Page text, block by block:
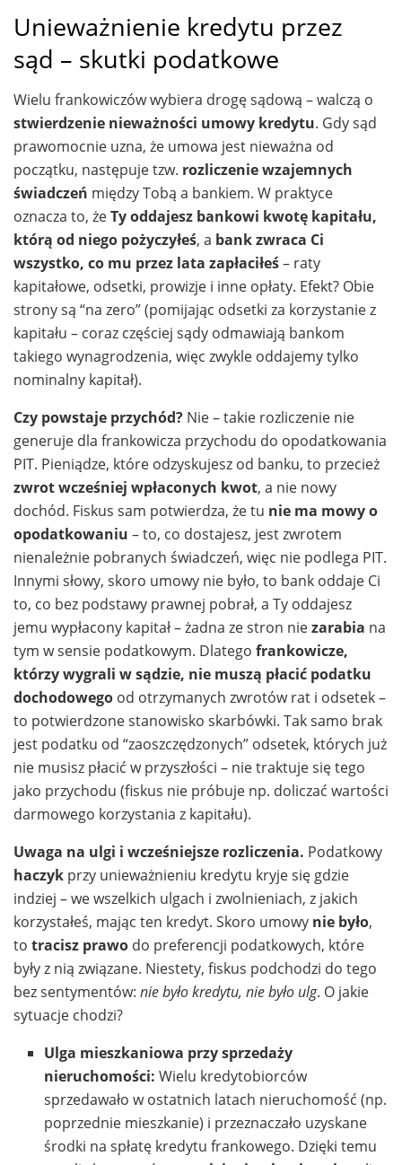
Unieważnienie kredytu przez
sąd – skutki podatkowe
Wielu frankowiczów wybiera drogę sądową – walczą o
stwierdzenie nieważności umowy kredytu. Gdy sąd
prawomocnie uzna, że umowa jest nieważna od
początku, następuje tzw. rozliczenie wzajemnych
świadczeń między Tobą a bankiem. W praktyce
oznacza to, żeTy oddajesz bankowi kwotę kapitału,
którą od niego pożyczyłeś, a bank zwraca Ci
wszystko, co mu przez lata zapłaciłeś– raty
kapitałowe, odsetki, prowizje i inne opłaty. Efekt? Obie
strony są “na zero” (pomijając odsetki za korzystanie z
kapitału – coraz częściej sądy odmawiają bankom
takiego wynagrodzenia, więc zwykle oddajemy tylko
nominalny kapitał).
Czy powstaje przychód? Nie – takie rozliczenie nie
generuje dla frankowicza przychodu do opodatkowania
PIT. Pieniądze, które odzyskujesz od banku, to przecież
zwrot wcześniej wpłaconych kwot, a nie nowy
dochód. Fiskus sam potwierdza, że tu nie ma mowy o
opodatkowaniu – to, co dostajesz, jest zwrotem
nienależnie pobranych świadczeń, więc nie podlega PIT.
Innymi słowy, skoro umowy nie było, to bank oddaje Ci
to, co bez podstawy prawnej pobrał, a Ty oddajesz
jemu wypłacony kapitał – żadna ze stron niezarabia na
tym w sensie podatkowym. Dlatego frankowicze,
którzy wygrali w sądzie, nie muszą płacić podatku
dochodowego od otrzymanych zwrotów rat i odsetek –
to potwierdzone stanowisko skarbówki. Tak samo brak
jest podatku od “zaoszczędzonych” odsetek, których już
nie musisz płacić w przyszłości – nie traktuje się tego
jako przychodu (fiskus nie próbuje np. doliczać wartości
darmowego korzystania z kapitału).
Uwaga na ulgi i wcześniejsze rozliczenia. Podatkowy
haczyk przy unieważnieniu kredytu kryje się gdzie
indziej – we wszelkich ulgach i zwolnieniach, z jakich
korzystałeś, mając ten kredyt. Skoro umowy nie było,
to tracisz prawo do preferencji podatkowych, które
były z nią związane. Niestety, fiskus podchodzi do tego
bez sentymentów: nie było kredytu, nie było ulg. O jakie
sytuacje chodzi?
Ulga mieszkaniowa przy sprzedaży
nieruchomości: Wielu kredytobiorców
sprzedawało w ostatnich latach nieruchomość (np.
poprzednie mieszkanie) i przeznaczało uzyskane
środki na spłatę kredytu frankowego. Dzięki temu